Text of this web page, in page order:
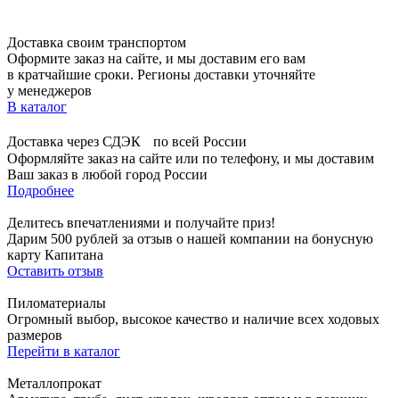
Доставка своим транспортом
Оформите заказ на сайте, и мы доставим его вам
в кратчайшие сроки. Регионы доставки уточняйте
у менеджеров
В каталог
Доставка через СДЭК по всей России
Оформляйте заказ на сайте или по телефону, и мы доставим
Ваш заказ в любой город России
Подробнее
Делитесь впечатлениями и получайте приз!
Дарим 500 рублей за отзыв о нашей компании на бонусную
карту Капитана
Оставить отзыв
Пиломатериалы
Огромный выбор, высокое качество и наличие всех ходовых
размеров
Перейти в каталог
Металлопрокат